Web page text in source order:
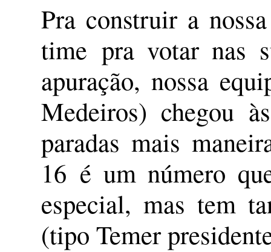
Pra construir a
time pra votar nas
apuração, nossa
Medeiros) chegou
paradas mais
16 é um número
especial, mas tem
(tipo Temer